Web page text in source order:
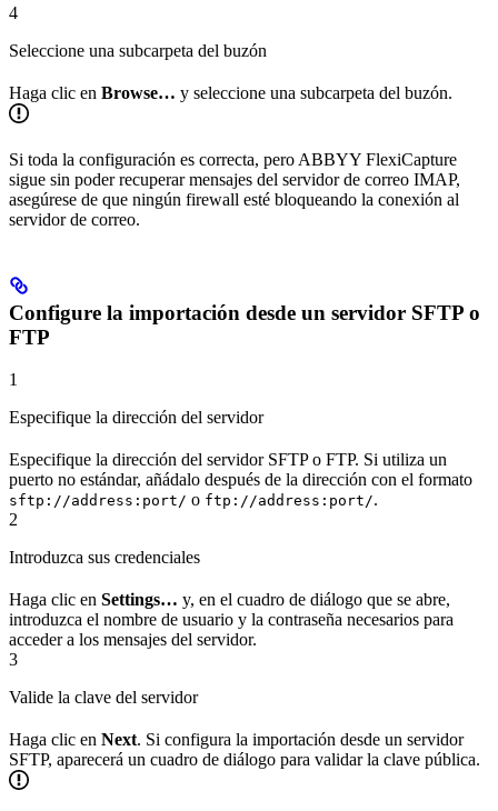
4
Seleccione una subcarpeta del buzón
Haga clic en Browse… y seleccione una subcarpeta del buzón.
Si toda la configuración es correcta, pero ABBYY FlexiCapture
sigue sin poder recuperar mensajes del servidor de correo IMAP,
asegúrese de que ningún firewall esté bloqueando la conexión al
servidor de correo.
Configure la importación desde un servidor SFTP o
FTP
1
Especifique la dirección del servidor
Especifique la dirección del servidor SFTP o FTP. Si utiliza un
puerto no estándar, añádalo después de la dirección con el formato
sftp://address:port/ o ftp://address:port/.
2
Introduzca sus credenciales
Haga clic en Settings… y, en el cuadro de diálogo que se abre,
introduzca el nombre de usuario y la contraseña necesarios para
acceder a los mensajes del servidor.
3
Valide la clave del servidor
Haga clic en Next. Si configura la importación desde un servidor
SFTP, aparecerá un cuadro de diálogo para validar la clave pública.